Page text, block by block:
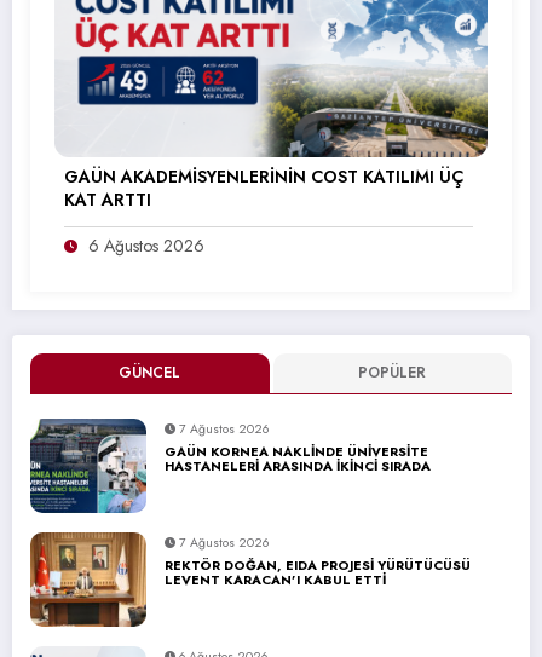
GÜNCEL POPÜLER
7 Ağustos 2026
GAÜN KORNEA NAKLİNDE ÜNİVERSİTE
HASTANELERİ ARASINDA İKİNCİ SIRADA
7 Ağustos 2026
REKTÖR DOĞAN, EIDA PROJESİ YÜRÜTÜCÜSÜ
LEVENT KARACAN’I KABUL ETTİ
GAÜN AKADEMİSYENLERİNİN COST KATILIMI ÜÇ
KAT ARTTI
6 Ağustos 2026